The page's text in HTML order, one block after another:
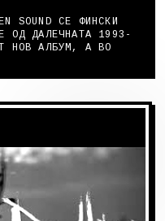
SOUND СЕ ФИНСКИ
ОД ДАЛЕЧНАТА 1993-
НОВ АЛБУМ, А ВО